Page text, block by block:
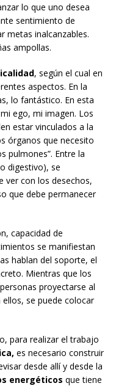
lo que uno desea
sentimiento de
metas inalcanzables.
ampollas.
, según el cual en
aspectos. En la
lo fantástico. En esta
ego, mi imagen. Los
estar vinculados a la
órganos que necesito
pulmones”. Entre la
digestivo), se
ver con los desechos,
que debe permanecer
capacidad de
se manifiestan
hablan del soporte, el
Mientras que los
proyectarse al
se puede colocar
para realizar el trabajo
es necesario construir
desde allí y desde la
energéticos que tiene